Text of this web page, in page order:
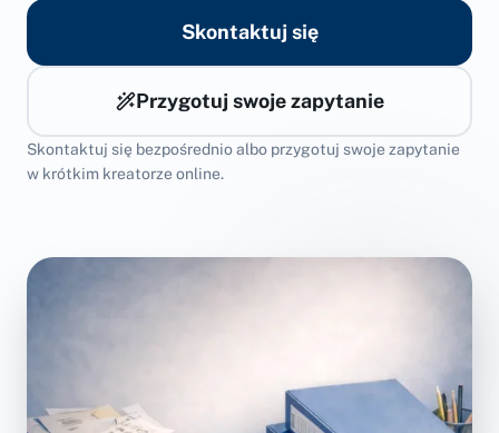
Skontaktuj się
Przygotuj swoje zapytanie
Skontaktuj się bezpośrednio albo przygotuj swoje zapytanie
w krótkim kreatorze online.